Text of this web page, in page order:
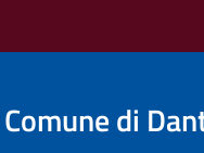
Comune di